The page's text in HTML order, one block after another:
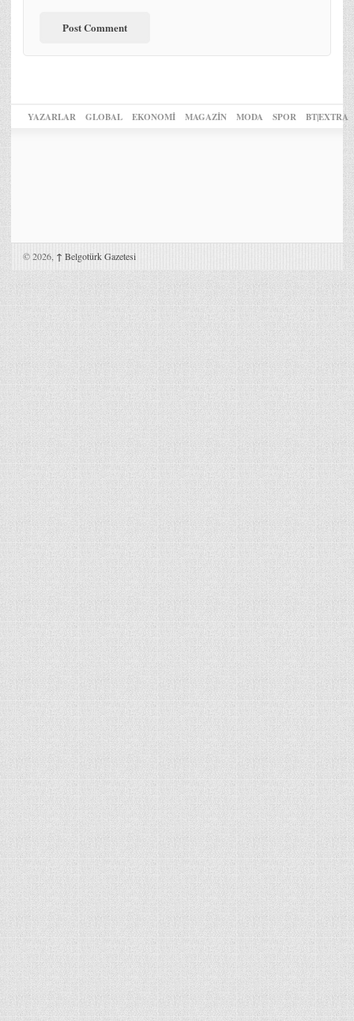
YAZARLAR GLOBAL EKONOMİ MAGAZİN MODA SPOR BT|EXTRA
© 2026, ↑ Belgotürk Gazetesi